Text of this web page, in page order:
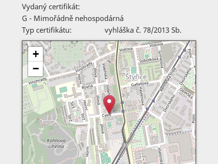
Vydaný certifikát:
G - Mimořádně nehospodárná
Typ certifikátu:
vyhláška č. 78/2013 Sb.
+
−